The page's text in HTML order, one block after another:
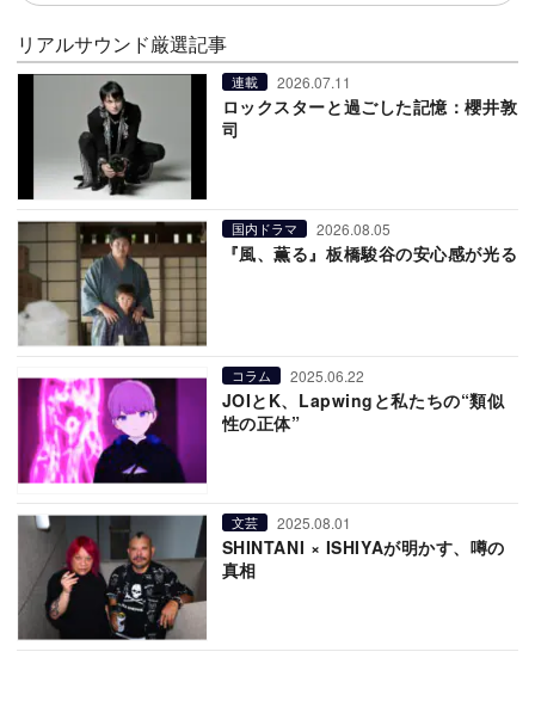
リアルサウンド厳選記事
連載 2026.07.11
ロックスターと過ごした記憶：櫻井敦
司
国内ドラマ 2026.08.05
『風、薫る』板橋駿谷の安心感が光る
コラム 2025.06.22
JOIとK、Lapwingと私たちの“類似
性の正体”
文芸 2025.08.01
SHINTANI × ISHIYAが明かす、噂の
真相